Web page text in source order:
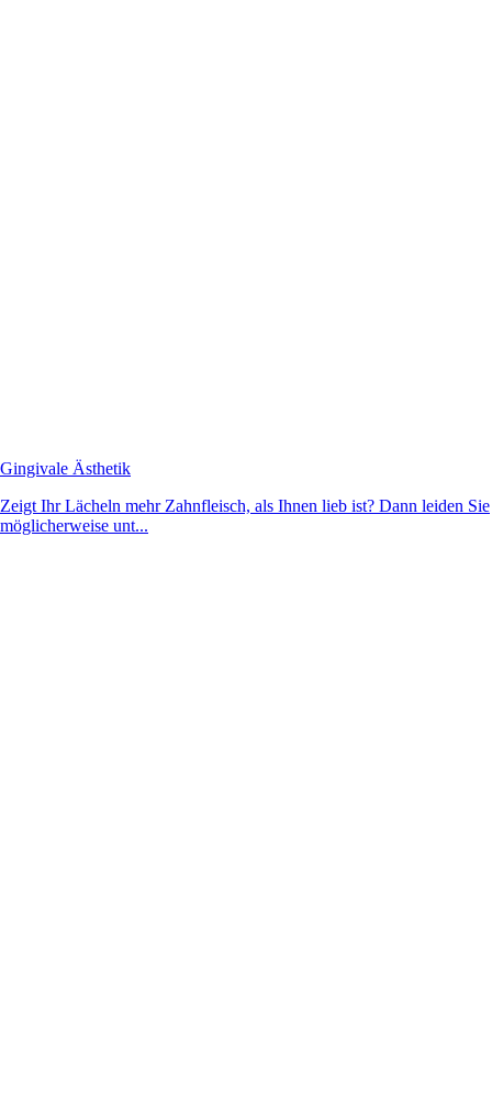
Gingivale Ästhetik
Zeigt Ihr Lächeln mehr Zahnfleisch, als Ihnen lieb ist? Dann leiden Sie
möglicherweise unt...